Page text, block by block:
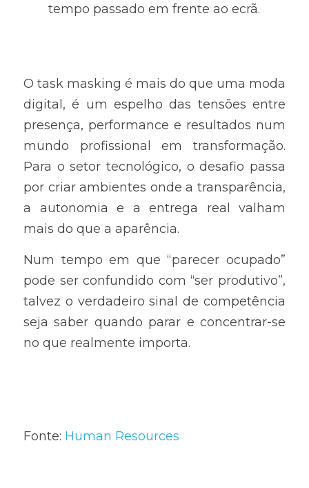
tempo passado em frente ao ecrã.
O task masking é mais do que uma moda
digital, é um espelho das tensões entre
presença, performance e resultados num
mundo profissional em transformação.
Para o setor tecnológico, o desafio passa
por criar ambientes onde a transparência,
a autonomia e a entrega real valham
mais do que a aparência.
Num tempo em que “parecer ocupado”
pode ser confundido com “ser produtivo”,
talvez o verdadeiro sinal de competência
seja saber quando parar e concentrar-se
no que realmente importa.
Fonte: Human Resources